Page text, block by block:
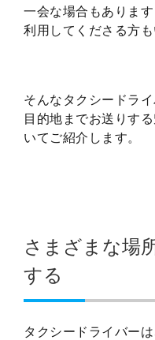
一会な場合もありま
利用してくださる方も
そんなタクシードラ
目的地までお送りす
いてご紹介します。
さまざまな場
する
タクシードライバー